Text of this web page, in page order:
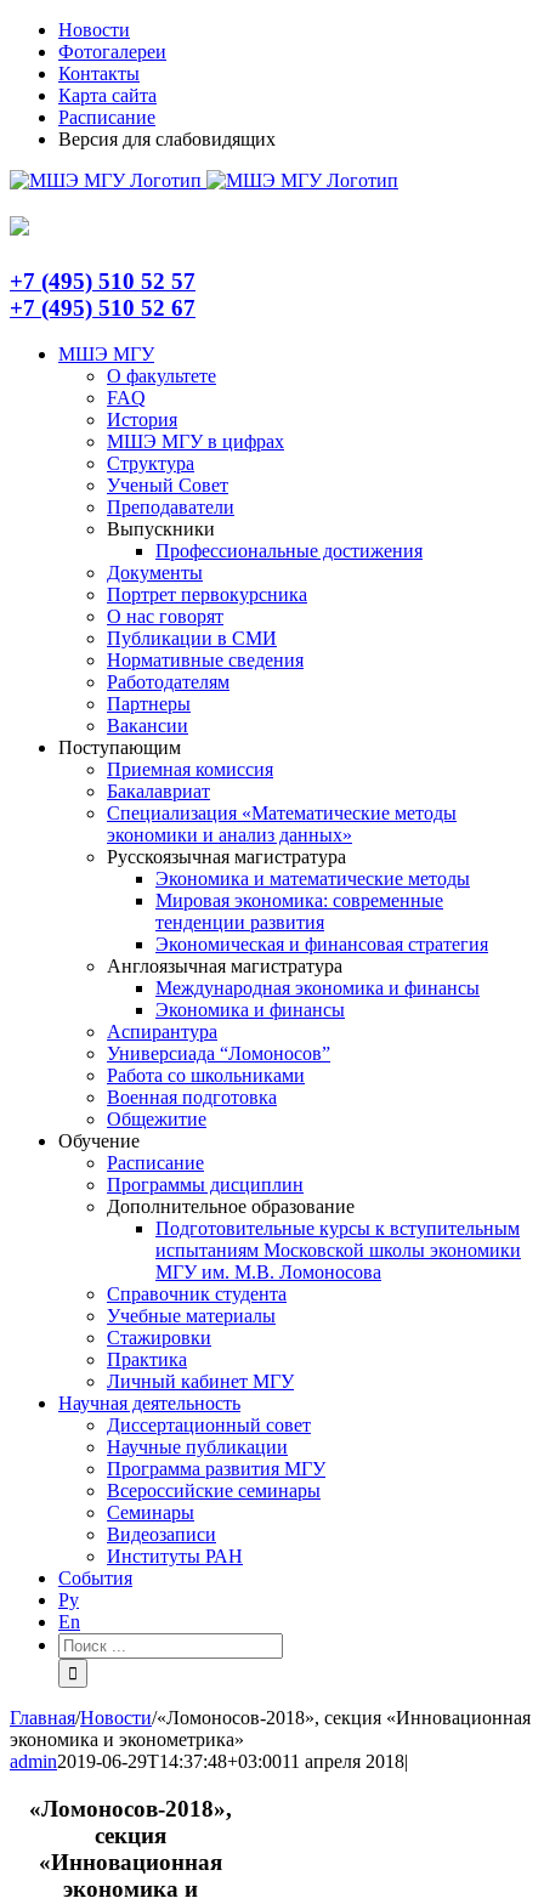
Skip
content
TelegramНовости
Фотогалереи
Контакты
Карта сайта
Расписание
Версия для слабовидящих
+7 (495) 510 52 57
+7 (495) 510 52 67
МШЭ МГУ
О факультете
FAQ
История
МШЭ МГУ в цифрах
Структура
Ученый Совет
Преподаватели
Выпускники
Профессиональные достижения
Документы
Портрет первокурсника
О нас говорят
Публикации в СМИ
Нормативные сведения
Работодателям
Партнеры
Вакансии
Поступающим
Приемная комиссия
Бакалавриат
Специализация «Математические методы
экономики и анализ данных»
Русскоязычная магистратура
Экономика и математические методы
Мировая экономика: современные
тенденции развития
Экономическая и финансовая стратегия
Англоязычная магистратура
Международная экономика и финансы
Экономика и финансы
Аспирантура
Универсиада “Ломоносов”
Работа со школьниками
Военная подготовка
Общежитие
Обучение
Расписание
Программы дисциплин
Дополнительное образование
Подготовительные курсы к вступительным
испытаниям Московской школы экономики
МГУ им. М.В. Ломоносова
Справочник студента
Учебные материалы
Стажировки
Практика
Личный кабинет МГУ
Научная деятельность
Диссертационный совет
Научные публикации
Программа развития МГУ
Всероссийские семинары
Семинары
Видеозаписи
Институты РАН
События
Ру
En
Результат
поиска:
Главная/Новости/«Ломоносов-2018», секция «Инновационная
экономика и эконометрика»
admin2019-06-29T14:37:48+03:0011 апреля 2018|
«Ломоносов-2018»,
секция
«Инновационная
экономика и